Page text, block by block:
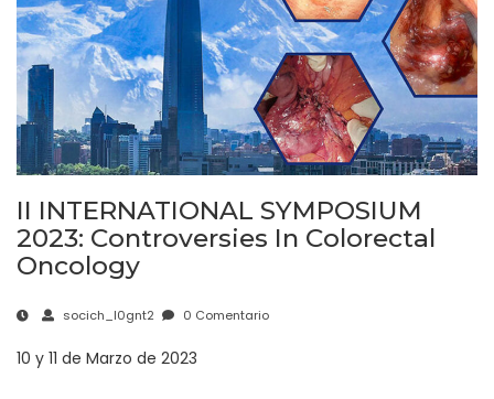
II INTERNATIONAL SYMPOSIUM
2023: Controversies In Colorectal
Oncology
socich_l0gnt2 0 Comentario
10 y 11 de Marzo de 2023